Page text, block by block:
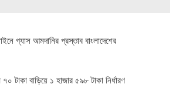
গ্যাস আমদানির প্রস্তাব বাংলাদেশের
টাকা বাড়িয়ে ১ হাজার ৫৯৮ টাকা নির্ধারণ